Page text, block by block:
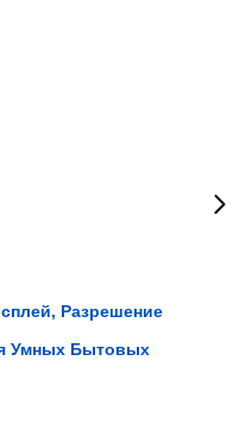
Разрешение
Умных Бытовых